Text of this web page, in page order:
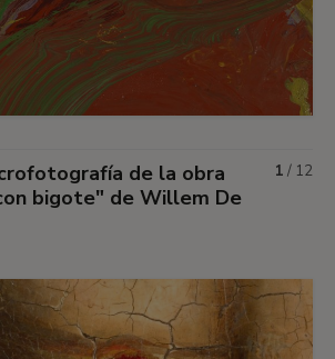
de la obra
bigote" de Willem De
1 / 12